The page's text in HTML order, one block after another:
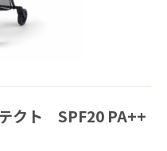
クト SPF20 PA++